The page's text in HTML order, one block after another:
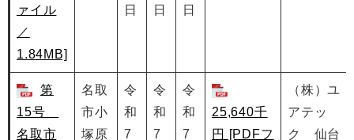
ァイル
／
1.84MB]
日
日
日
第
15号
名取市
名取
市小
塚原
令
和
7
令
和
7
令
和
7
25,640千
円 [PDFフ
（株）ユ
アテッ
ク 仙台